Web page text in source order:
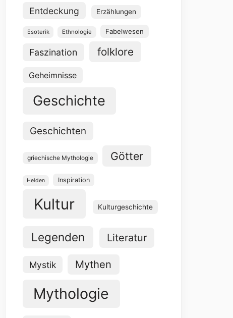
Entdeckung Erzählungen
Esoterik Ethnologie Fabelwesen
Faszination folklore
Geheimnisse
Geschichte
Geschichten
griechische Mythologie Götter
Helden Inspiration
Kultur Kulturgeschichte
Legenden Literatur
Mystik Mythen
Mythologie